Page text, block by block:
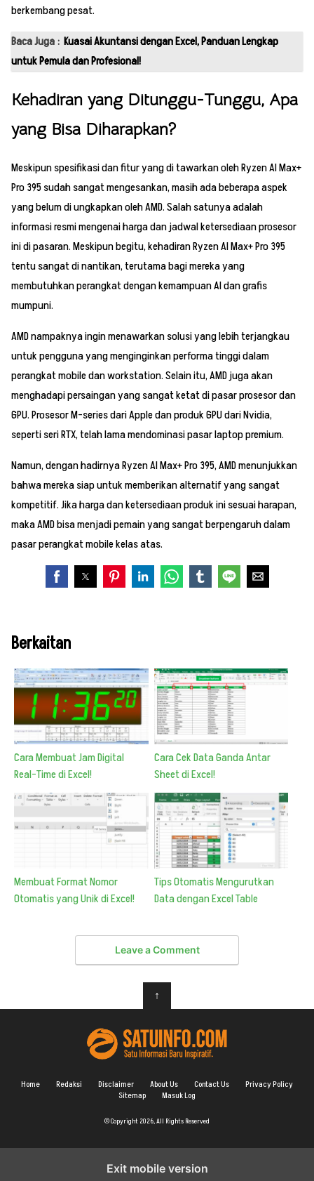
berkembang pesat.
Baca Juga : Kuasai Akuntansi dengan Excel, Panduan Lengkap
untuk Pemula dan Profesional!
Kehadiran yang Ditunggu-Tunggu, Apa
yang Bisa Diharapkan?
Meskipun spesifikasi dan fitur yang di tawarkan oleh Ryzen AI Max+
Pro 395 sudah sangat mengesankan, masih ada beberapa aspek
yang belum di ungkapkan oleh AMD. Salah satunya adalah
informasi resmi mengenai harga dan jadwal ketersediaan prosesor
ini di pasaran. Meskipun begitu, kehadiran Ryzen AI Max+ Pro 395
tentu sangat di nantikan, terutama bagi mereka yang
membutuhkan perangkat dengan kemampuan AI dan grafis
mumpuni.
AMD nampaknya ingin menawarkan solusi yang lebih terjangkau
untuk pengguna yang menginginkan performa tinggi dalam
perangkat mobile dan workstation. Selain itu, AMD juga akan
menghadapi persaingan yang sangat ketat di pasar prosesor dan
GPU. Prosesor M-series dari Apple dan produk GPU dari Nvidia,
seperti seri RTX, telah lama mendominasi pasar laptop premium.
Namun, dengan hadirnya Ryzen AI Max+ Pro 395, AMD menunjukkan
bahwa mereka siap untuk memberikan alternatif yang sangat
kompetitif. Jika harga dan ketersediaan produk ini sesuai harapan,
maka AMD bisa menjadi pemain yang sangat berpengaruh dalam
pasar perangkat mobile kelas atas.
Berkaitan
Cara Membuat Jam Digital
Real-Time di Excel!
Cara Cek Data Ganda Antar
Sheet di Excel!
Membuat Format Nomor
Otomatis yang Unik di Excel!
Tips Otomatis Mengurutkan
Data dengan Excel Table
Leave a Comment
↑
Home Redaksi Disclaimer About Us Contact Us
Privacy Policy
Sitemap
Masuk Log
© Copyright 2026, All Rights Reserved
Exit mobile version